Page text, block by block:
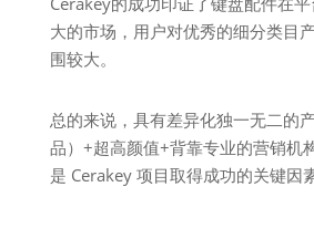
大的市场，用户对优秀的细分类目
围较大。
总的来说，具有差异化独一无二的
品）+超高颜值+背靠专业的营销机
是 Cerakey 项目取得成功的关键因素